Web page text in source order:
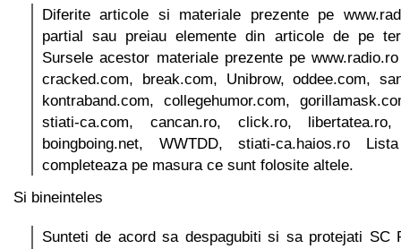
Diferite articole si materiale prezente pe
partial sau preiau elemente din articole de pe
Sursele acestor materiale prezente pe
cracked.com, break.com, Unibrow, oddee.com,
kontraband.com, collegehumor.com,
stiati-ca.com, cancan.ro, click.ro,
boingboing.net, WWTDD, stiati-ca.haios.ro
completeaza pe masura ce sunt folosite altele.
Si bineinteles
Sunteti de acord sa despagubiti si sa protejati SC